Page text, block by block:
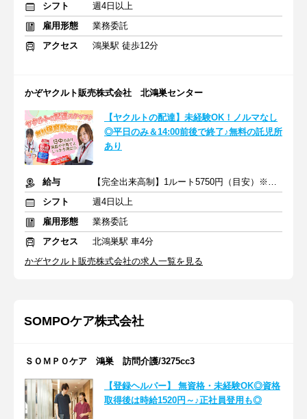
シフト
週4日以上
雇用形態
業務委託
アクセス
鴻巣駅 徒歩12分
かぞヤクルト販売株式会社 北鴻巣センター
【ヤクルトの配達】未経験OK！ノルマなし
◎平日のみ＆14:00前後で終了♪無料の託児所
あり
給与
【完全出来高制】1ルート5750円（目安）※売上の20％支給
シフト
週4日以上
雇用形態
業務委託
アクセス
北鴻巣駅 車4分
かぞヤクルト販売株式会社の求人一覧を見る
SOMPOケア株式会社
ＳＯＭＰＯケア 鴻巣 訪問介護/3275cc3
【登録ヘルパー】 無資格・未経験OK◎資格
取得後は時給1520円～♪正社員登用も◎